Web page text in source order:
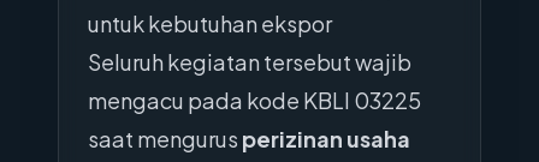
untuk kebutuhan ekspor
Seluruh kegiatan tersebut wajib
mengacu pada kode KBLI 03225
saat mengurus perizinan usaha